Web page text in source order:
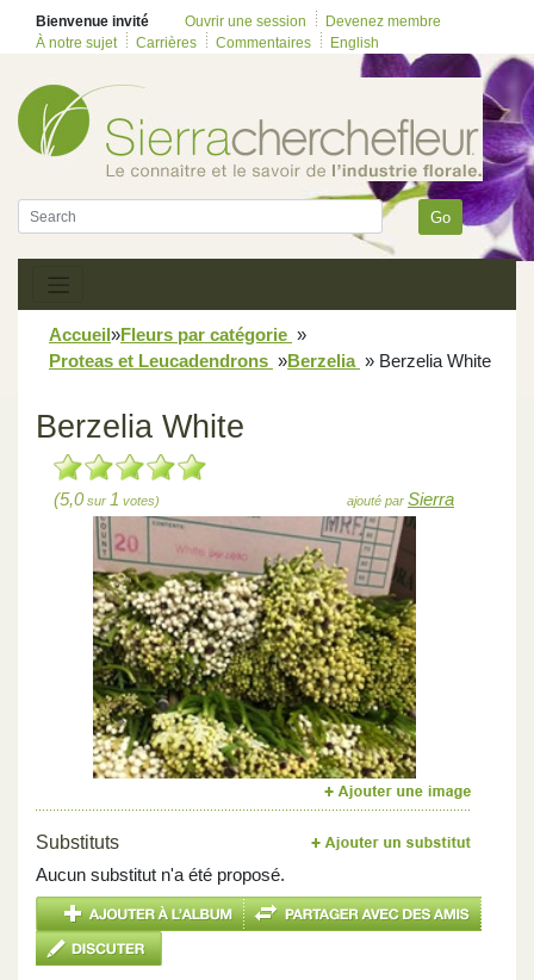
Bienvenue invité Ouvrir une session
Devenez membre
À notre sujet
Carrières Commentaires English
Go
Accueil»Fleurs par catégorie »
Proteas et Leucadendrons »Berzelia » Berzelia White
Berzelia White
(5,0sur 1 votes) ajouté par Sierra
Previous Next
Substituts
Aucun substitut n'a été proposé.